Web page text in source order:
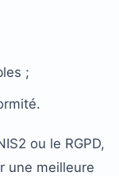
;
ou le RGPD,
une meilleure